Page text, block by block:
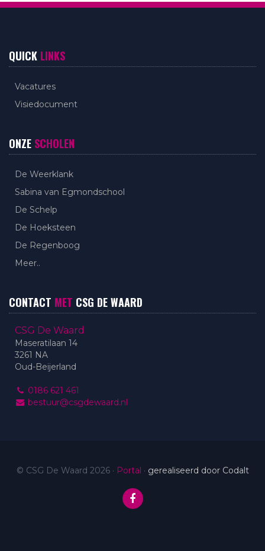
QUICK LINKS
Vacatures
Visiedocument
ONZE SCHOLEN
De Weerklank
Sabina van Egmondschool
De Schelp
De Hoeksteen
De Regenboog
Meer..
CONTACT MET CSG DE WAARD
CSG De Waard
Maseratilaan 14
3261 NA
Oud-Beijerland
0186 621 461
bestuur@csgdewaard.nl
© CSG De Waard 2026 · Portal · gerealiseerd door Codalt